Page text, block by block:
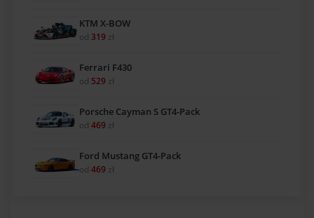
KTM X-BOW
od 319 zł
Ferrari F430
od 529 zł
Porsche Cayman S GT4-Pack
od 469 zł
Ford Mustang GT4-Pack
od 469 zł